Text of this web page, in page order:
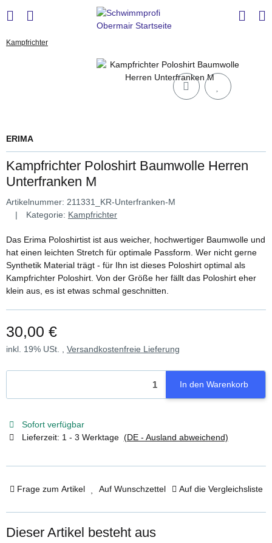
Kampfrichter
ERIMA
Kampfrichter Poloshirt Baumwolle Herren
Unterfranken M
Artikelnummer: 211331_KR-Unterfranken-M
Kategorie: Kampfrichter
Das Erima Poloshirtist ist aus weicher, hochwertiger Baumwolle und
hat einen leichten Stretch für optimale Passform. Wer nicht gerne
Synthetik Material trägt - für Ihn ist dieses Poloshirt optimal als
Kampfrichter Poloshirt. Von der Größe her fällt das Poloshirt eher
klein aus, es ist etwas schmal geschnitten.
30,00 €
inkl. 19% USt. , Versandkostenfreie Lieferung
In den Warenkorb
Sofort verfügbar
Lieferzeit: 1 - 3 Werktage (DE - Ausland abweichend)
Frage zum Artikel Auf Wunschzettel Auf die Vergleichsliste
Dieser Artikel besteht aus